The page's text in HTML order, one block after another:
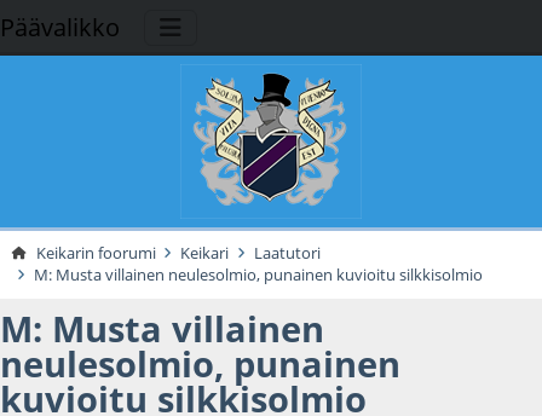
Päävalikko
Keikarin foorumi Keikari
Laatutori
M: Musta villainen neulesolmio, punainen kuvioitu silkkisolmio
M: Musta villainen
neulesolmio, punainen
kuvioitu silkkisolmio